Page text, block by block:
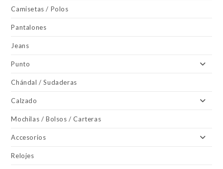
Camisetas / Polos
Pantalones
Jeans
Punto
Chándal / Sudaderas
Calzado
Mochilas / Bolsos / Carteras
Accesorios
Relojes